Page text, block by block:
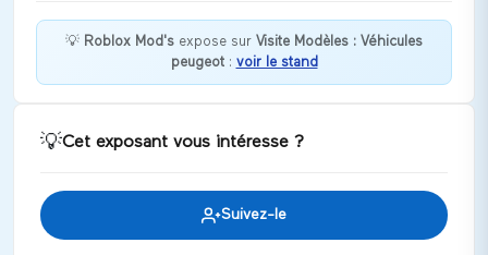
Tu souhaites nous rejoindre ? Clique sur le lien !
💡 Roblox Mod's expose sur Visite Modèles : Véhicules
peugeot: voir le stand
💡Cet exposant vous intéresse ?
Suivez-le